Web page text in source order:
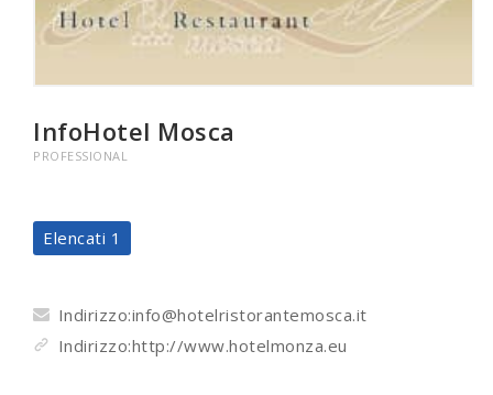
InfoHotel Mosca
PROFESSIONAL
Elencati 1
Indirizzo:info@hotelristorantemosca.it
Indirizzo:http://www.hotelmonza.eu